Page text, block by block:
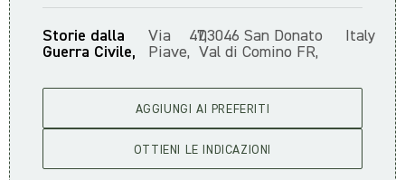
Storie dalla
Guerra Civile,
Via
Piave,
47,03046 San Donato
Val di Comino FR,
Italy
AGGIUNGI AI PREFERITI
OTTIENI LE INDICAZIONI